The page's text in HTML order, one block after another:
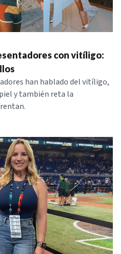
con vitíligo:
han hablado del vitíligo,
y también reta la